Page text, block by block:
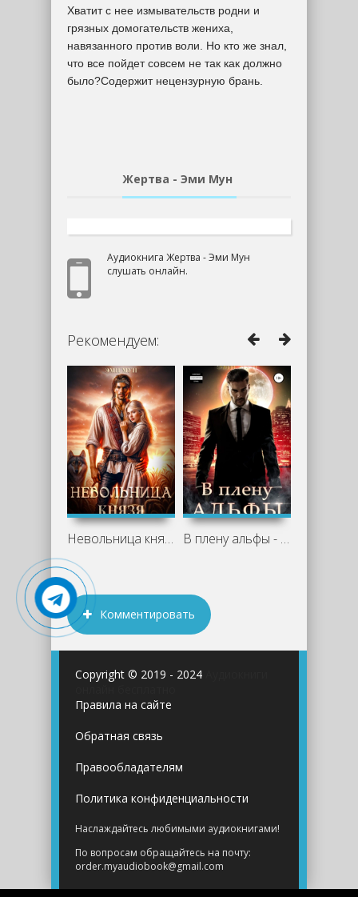
Хватит с нее измывательств родни и
грязных домогательств жениха,
навязанного против воли. Но кто же знал,
что все пойдет совсем не так как должно
было?Содержит нецензурную брань.
Жертва - Эми Мун
Аудиокнига Жертва - Эми Мун
слушать онлайн.
Рекомендуем:
Невольница князя - Эми Мун В плену альфы - Эми Мун
Комментировать
Copyright © 2019 - 2024
Правила на сайте
Обратная связь
Правообладателям
Политика конфиденциальности
Наслаждайтесь любимыми аудиокнигами!
По вопросам обращайтесь на почту:
order.myaudiobook@gmail.com